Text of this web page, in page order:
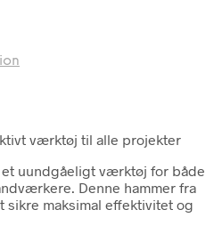
værktøj til alle projekter
et uundgåeligt værktøj for både
Denne hammer fra
sikre maksimal effektivitet og